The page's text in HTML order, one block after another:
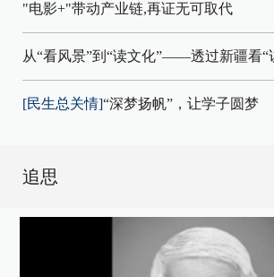
"电影+"带动产业链,再证无可取代
从“看风景”到“读文化”——透过新疆看“
[民生总关情]“深梦扬帆”，让学子圆梦
追思